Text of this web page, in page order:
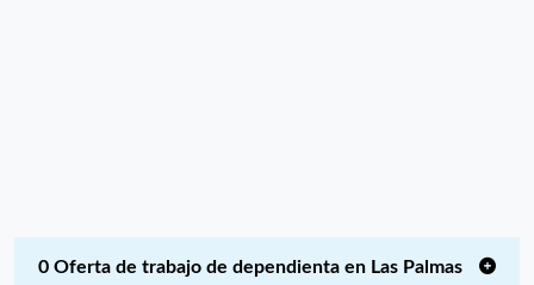
0 Oferta de trabajo de dependienta en Las Palmas